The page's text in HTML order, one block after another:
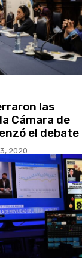
las
Cámara de
el debate
2020